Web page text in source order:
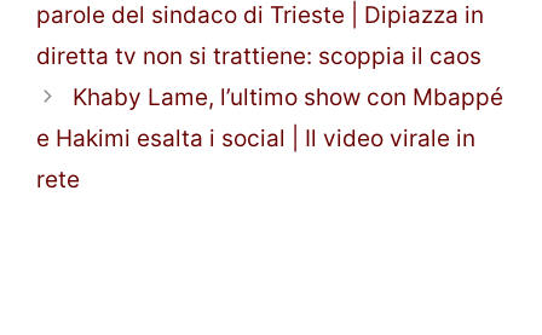
parole del sindaco di Trieste | Dipiazza in
diretta tv non si trattiene: scoppia il caos
Khaby Lame, l’ultimo show con Mbappé
e Hakimi esalta i social | Il video virale in
rete